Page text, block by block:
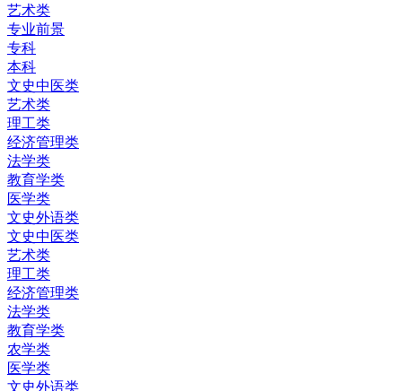
艺术类
专业前景
专科
本科
文史中医类
艺术类
理工类
经济管理类
法学类
教育学类
医学类
文史外语类
文史中医类
艺术类
理工类
经济管理类
法学类
教育学类
农学类
医学类
文史外语类